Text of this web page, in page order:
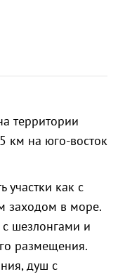
территории
км на юго-восток
участки как с
заходом в море.
шезлонгами и
размещения.
душ с